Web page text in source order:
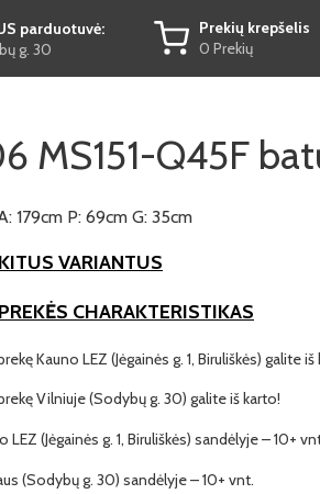
parduotuvė:
g. 30
Prekių krepšelis
0 Prekių
MS151-Q45F
179cm P: 69cm G: 35cm
VARIANTUS
CHARAKTERISTIKAS
Kauno LEZ (Jėgainės g. 1, Biruliškės) galite iš
Vilniuje (Sodybų g. 30) galite iš karto!
LEZ (Jėgainės g. 1, Biruliškės) sandėlyje – 10+
(Sodybų g. 30) sandėlyje – 10+ vnt.